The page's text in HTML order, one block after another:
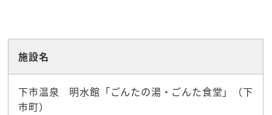
施設名
下市温泉 明水館「ごんたの湯・ごんた食堂」（下
市町）